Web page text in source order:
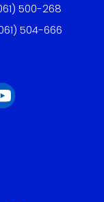
500-268
504-666